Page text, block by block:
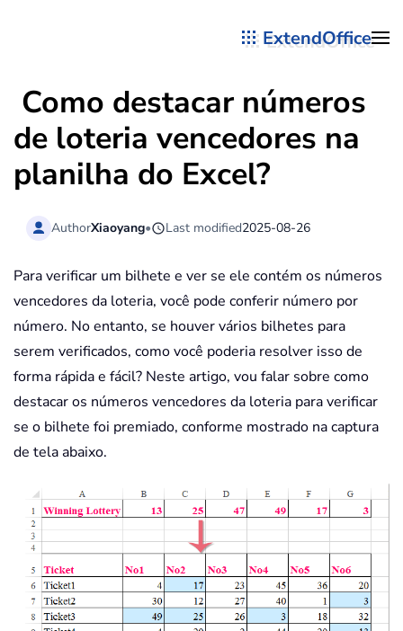
ExtendOffice
Como destacar números
de loteria vencedores na
planilha do Excel?
AuthorXiaoyang• Last modified2025-08-26
Para verificar um bilhete e ver se ele contém os números
vencedores da loteria, você pode conferir número por
número. No entanto, se houver vários bilhetes para
serem verificados, como você poderia resolver isso de
forma rápida e fácil? Neste artigo, vou falar sobre como
destacar os números vencedores da loteria para verificar
se o bilhete foi premiado, conforme mostrado na captura
de tela abaixo.